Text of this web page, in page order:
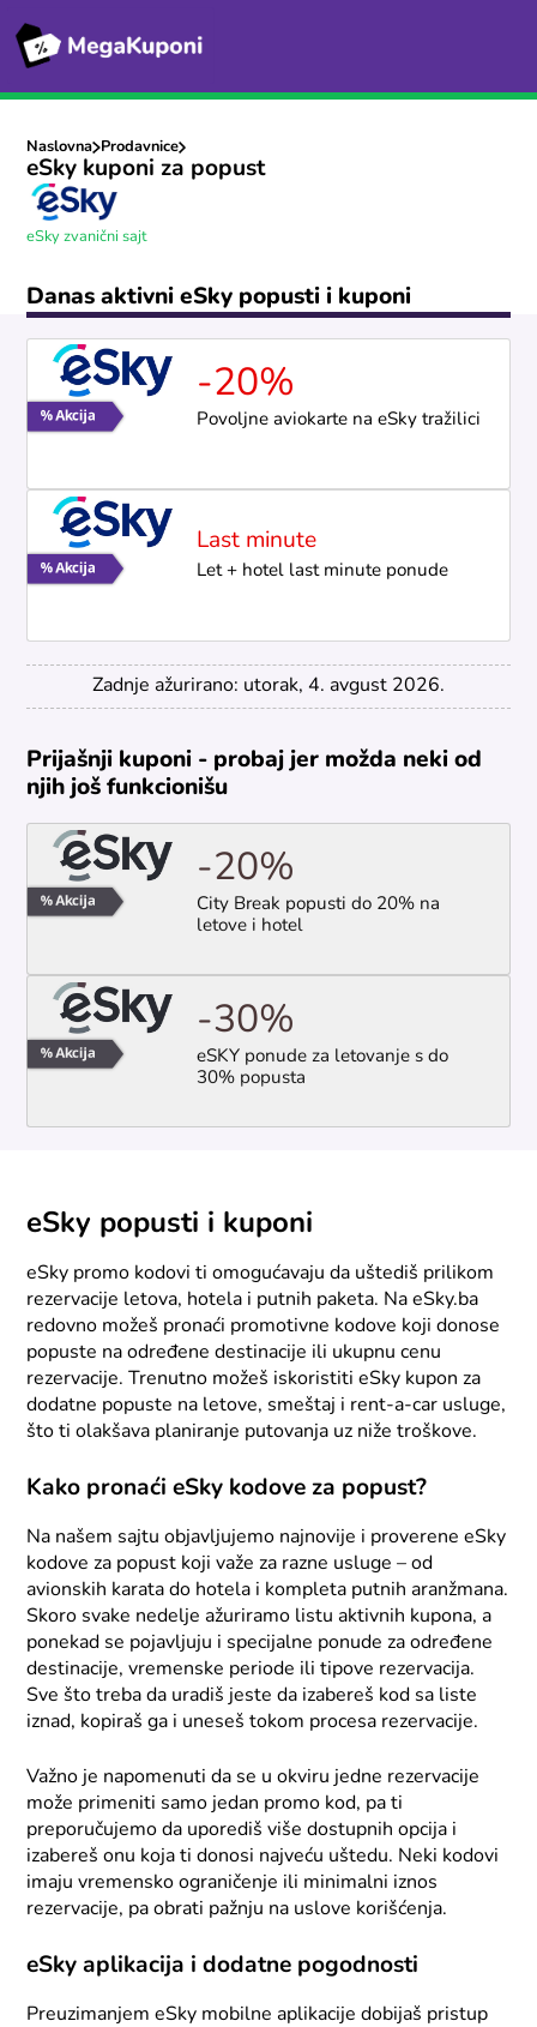
Naslovna Prodavnice
eSky kuponi za popust
eSky zvanični sajt
Danas aktivni eSky popusti i kuponi
-20%
Povoljne aviokarte na eSky tražilici
Last minute
Let + hotel last minute ponude
Zadnje ažurirano: utorak, 4. avgust 2026.
Prijašnji kuponi - probaj jer možda neki od
njih još funkcionišu
-20%
City Break popusti do 20% na
letove i hotel
-30%
eSKY ponude za letovanje s do
30% popusta
eSky popusti i kuponi
eSky promo kodovi ti omogućavaju da uštediš prilikom
rezervacije letova, hotela i putnih paketa. Na eSky.ba
redovno možeš pronaći promotivne kodove koji donose
popuste na određene destinacije ili ukupnu cenu
rezervacije. Trenutno možeš iskoristiti eSky kupon za
dodatne popuste na letove, smeštaj i rent-a-car usluge,
što ti olakšava planiranje putovanja uz niže troškove.
Kako pronaći eSky kodove za popust?
Na našem sajtu objavljujemo najnovije i proverene eSky
kodove za popust koji važe za razne usluge – od
avionskih karata do hotela i kompleta putnih aranžmana.
Skoro svake nedelje ažuriramo listu aktivnih kupona, a
ponekad se pojavljuju i specijalne ponude za određene
destinacije, vremenske periode ili tipove rezervacija.
Sve što treba da uradiš jeste da izabereš kod sa liste
iznad, kopiraš ga i uneseš tokom procesa rezervacije.
Važno je napomenuti da se u okviru jedne rezervacije
može primeniti samo jedan promo kod, pa ti
preporučujemo da uporediš više dostupnih opcija i
izabereš onu koja ti donosi najveću uštedu. Neki kodovi
imaju vremensko ograničenje ili minimalni iznos
rezervacije, pa obrati pažnju na uslove korišćenja.
eSky aplikacija i dodatne pogodnosti
Preuzimanjem eSky mobilne aplikacije dobijaš pristup